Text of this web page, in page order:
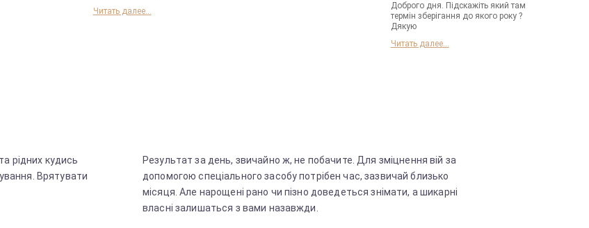
Читать далее...
Доброго дня. Підскажіть який там
термін зберігання до якого року ?
Дякую
Читать далее...
рідних кудись
Врятувати
Результат за день, звичайно ж, не побачите. Для зміцнення вій за
допомогою спеціального засобу потрібен час, зазвичай близько
місяця. Але нарощені рано чи пізно доведеться знімати, а шикарні
власні залишаться з вами назавжди.